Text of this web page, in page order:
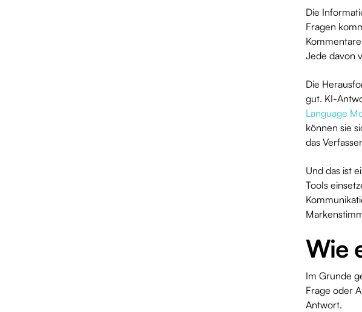
Die
Fragen
Jede davon
Die
gut. KI-
Language
können sie
das
Und das ist
Tools
Wie
Im Grunde
Frage oder
Antwort.